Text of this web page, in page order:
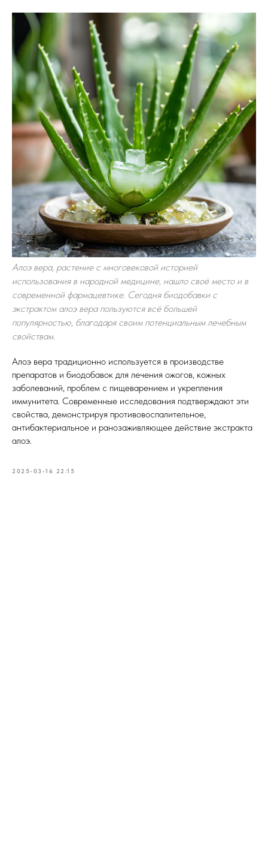
Алоэ вера, растение с многовековой историей
использования в народной медицине, нашло своё место и в
современной фармацевтике. Сегодня биодобавки с
экстрактом алоэ вера пользуются всё большей
популярностью, благодаря своим потенциальным лечебным
свойствам.
Алоэ вера традиционно используется в производстве
препаратов и биодобавок для лечения ожогов, кожных
заболеваний, проблем с пищеварением и укрепления
иммунитета. Современные исследования подтверждают эти
свойства, демонстрируя противовоспалительное,
антибактериальное и ранозаживляющее действие экстракта
алоэ.
2025-03-16 22:15